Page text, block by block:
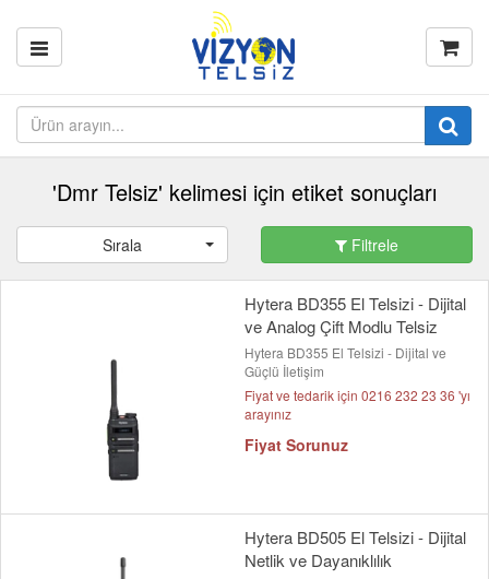
'Dmr Telsiz' kelimesi için etiket sonuçları
Sırala Filtrele
Hytera BD355 El Telsizi - Dijital
ve Analog Çift Modlu Telsiz
Hytera BD355 El Telsizi - Dijital ve
Güçlü İletişim
Fiyat ve tedarik için 0216 232 23 36 'yı
arayınız
Fiyat Sorunuz
Hytera BD505 El Telsizi - Dijital
Netlik ve Dayanıklılık